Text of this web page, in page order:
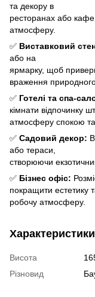
та декору в
ресторанах або
атмосферу.
✅ Виставковий
або на
ярмарку, щоб
враження
✅ Готелі та спа-
кімнати відпочинку
атмосферу спокою та
✅ Садовий декор:
або тераси,
створюючи
✅ Бізнес офіс:
покращити естетику
робочу атмосферу.
Характеристики
Висота
Різновид